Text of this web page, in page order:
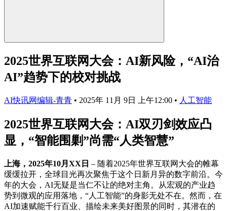
2025世界互联网大会：AI新风险，“AI治
AI”趋势下的校对挑战
AI快讯网编辑-青青 • 2025年 11月 9日 上午12:00 • 人工智能
2025世界互联网大会：AI双刃剑效应凸
显，“智能围剿”尚需“人类智慧”
上海，2025年10月XX日 – 随着2025年世界互联网大会的帷幕
缓缓拉开，全球目光再次聚焦于这个日新月异的数字前沿。今
年的大会，AI无疑是当仁不让的绝对主角。从宏观的产业趋
势到微观的应用落地，“人工智能”的身影无处不在。然而，在
AI加速赋能千行百业、描绘未来美好图景的同时，其潜在的